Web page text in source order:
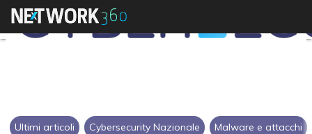
Ultimi articoli Cybersecurity Nazionale Malware e attacchi